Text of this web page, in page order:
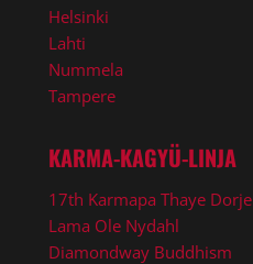
Helsinki
Lahti
Nummela
Tampere
KARMA-KAGYÜ-LINJA
17th Karmapa Thaye Dorje
Lama Ole Nydahl
Diamondway Buddhism